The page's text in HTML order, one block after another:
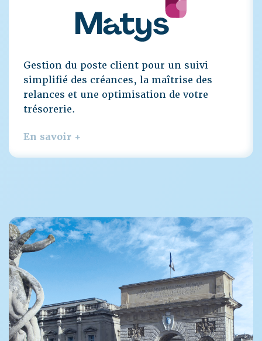
Gestion du poste client pour un suivi
simplifié des créances, la maîtrise des
relances et une optimisation de votre
trésorerie.
En savoir +